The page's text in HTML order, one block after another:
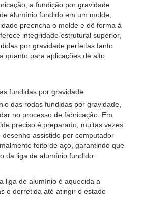
a fundição por gravidade
alumínio fundido em um molde,
preencha o molde e dê forma à
integridade estrutural superior,
por gravidade perfeitas tanto
quanto para aplicações de alto
fundidas por gravidade
das rodas fundidas por gravidade,
no processo de fabricação. Em
preciso é preparado, muitas vezes
assistido por computador
feito de aço, garantindo que
da liga de alumínio fundido.
liga de alumínio é aquecida a
e derretida até atingir o estado